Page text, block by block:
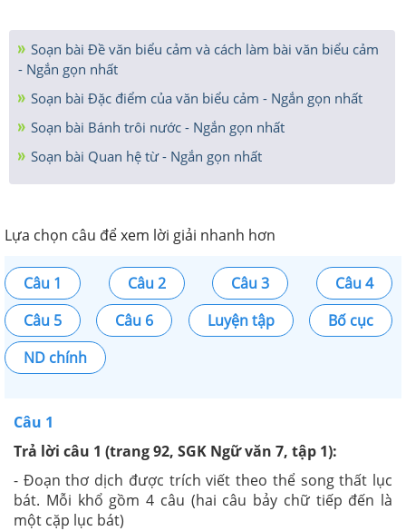
Soạn bài Đề văn biểu cảm và cách làm bài văn biểu cảm
- Ngắn gọn nhất
Soạn bài Đặc điểm của văn biểu cảm - Ngắn gọn nhất
Soạn bài Bánh trôi nước - Ngắn gọn nhất
Soạn bài Quan hệ từ - Ngắn gọn nhất
Lựa chọn câu để xem lời giải nhanh hơn
Câu 1 Câu 2 Câu 3
Câu 4
Câu 5
Câu 6 Luyện tập
Bố cục
ND chính
Câu 1
Trả lời câu 1 (trang 92, SGK Ngữ văn 7, tập 1):
- Đoạn thơ dịch được trích viết theo thể song thất lục
bát. Mỗi khổ gồm 4 câu (hai câu bảy chữ tiếp đến là
một cặp lục bát)